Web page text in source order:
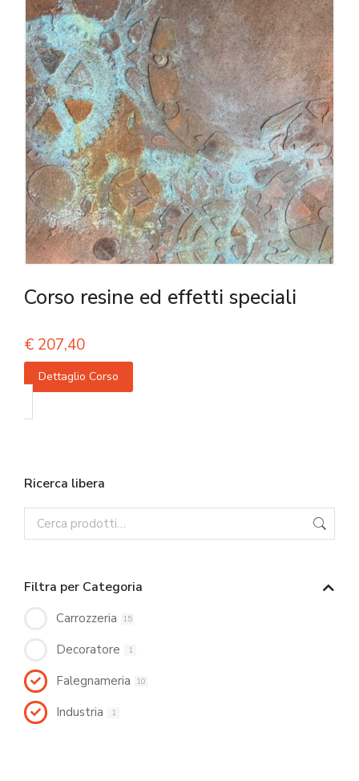
Corso resine ed effetti speciali
€ 207,40
Dettaglio Corso
Ricerca libera
Filtra per Categoria
Carrozzeria 15
Decoratore 1
Falegnameria 10
Industria 1